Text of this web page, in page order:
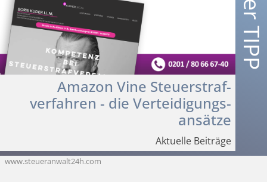
Amazon Vine Steuerstraf­
verfahren - die Verteidigungs­
ansätze
Aktuelle Beiträge
www.steueranwalt24h.com